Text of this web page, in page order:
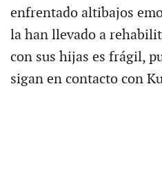
enfrentado altibajos
la han llevado a
con sus hijas es frágil,
sigan en contacto con